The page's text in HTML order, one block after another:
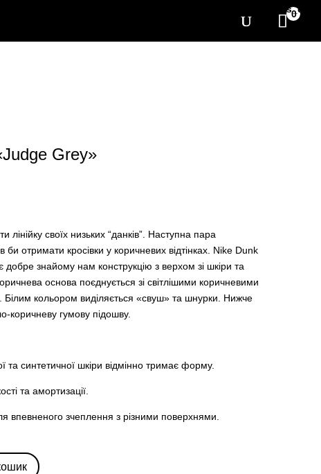
0
Grey»
лінійку своїх низьких “данків”. Наступна пара
би отримати кросівки у коричневих відтінках. Nike Dunk
добре знайому нам конструкцію з верхом зі шкіри та
основа поєднується зі світлішими коричневими
Білим кольором виділяється «свуш» та шнурки. Нижче
коричневу гумову підошву.
та синтетичної шкіри відмінно тримає форму.
та амортизації.
впевненого зчеплення з різними поверхнями.